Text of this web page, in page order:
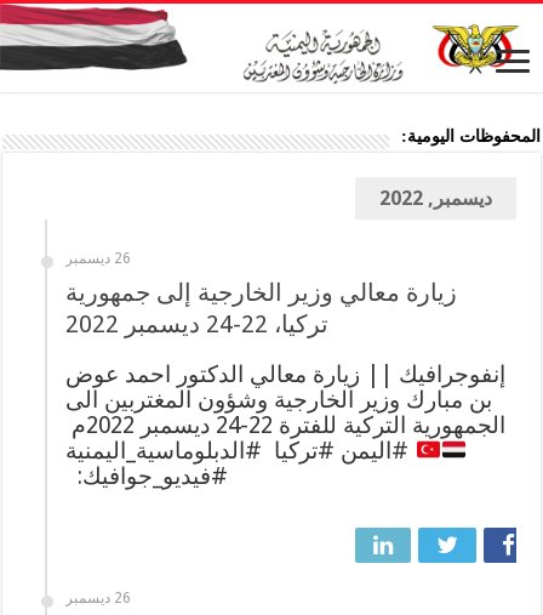
المحفوظات اليومية:
ديسمبر, 2022
26 ديسمبر
زيارة معالي وزير الخارجية إلى جمهورية
تركيا، 22-24 ديسمبر 2022
إنفوجرافيك || زيارة معالي الدكتور احمد عوض
بن مبارك وزير الخارجية وشؤون المغتربين الى
الجمهورية التركية للفترة 22-24 ديسمبر 2022م ‏
#فيديو_جوافيك:
26 ديسمبر